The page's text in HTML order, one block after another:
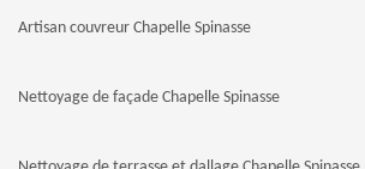
Artisan couvreur Chapelle Spinasse
Nettoyage de façade Chapelle Spinasse